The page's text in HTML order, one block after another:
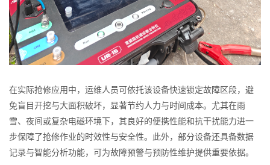
在实际抢修应用中，运维人员可依托该设备快速锁定故障区段，避
免盲目开挖与大面积破坏，显著节约人力与时间成本。尤其在雨
雪、夜间或复杂电磁环境下，其良好的便携性能和抗干扰能力进一
步保障了抢修作业的时效性与安全性。此外，部分设备还具备数据
记录与智能分析功能，可为故障预警与预防性维护提供重要依据。